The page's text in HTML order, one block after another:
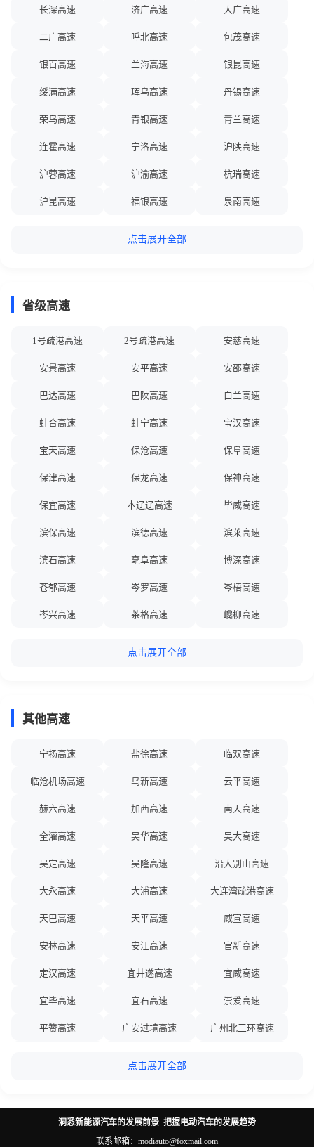
2026-08-08 14:25:00
向 K47.0 -K47.4处 ( 章党~南杂木 )占用第2车道及应急车道施工，其
他车道正常通行，预计2026-08-08 19:00恢复正常，请您合理控制车
2026-08-08 14:23:19
【兰海高速甘肃定西段】G75兰海高速兰临段K38处（井坪收费站向
行。请途经车辆减速慢行，注意行车安全。
2026-08-08 14:00:00
方向 K21.95 -K25.3处 ( 白塔~药王 )占用第1车道施工，其他车道正
方向 K37.0 -K40.0处 ( 白塔~小德营子 )占用第1车道施工，其他车道
正常通行，预计2026-08-08 18:00恢复正常，请您合理控制车速，小
【辽中环线高速辽宁本溪段】因路面维修，G91辽中环线高速公路 本
施工，其他车道正常通行，预计2026-08-08 19:00恢复正常，请您合
理控制车速，小心驾驶。
2026-08-08 13:30:00
K12.5 -K13.0处 ( 安民~西丰 )占用第2车道及应急车道施工，其他车
小心驾驶。
2026-08-08 13:01:34
G6京藏高速兰海段K1680处（海石湾收费站附近）发生交通事故，往
青海方向公路半幅通行。受暑期出行高峰影响，G30连霍高速清嘉段
大，辖区交管大队暂对酒泉经开区至下河清沿线各收费站入口往兰州
车道正常通行，预计2026-08-08 16:30恢复正常，请您合理控制车
2026-08-08 13:00:00
【抚通高速辽宁抚顺段】因路基维修，S10抚通高速公路 抚顺方向
08-08 19:00恢复正常，请您合理控制车速，小心驾驶。
2026-08-08 12:40:00
K26.1 -K26.7处 ( 抚顺~抚顺东 )占用第2车道及应急车道施工，其他
速，小心驾驶。
2026-08-08 12:40:00
【沈吉高速辽宁抚顺段】因路面维修，G1212沈吉高速公路 梅河口方
其他车道正常通行，预计2026-08-08 19:00恢复正常，请您合理控制
【丹阜高速辽宁本溪段】因机电设施维修，G1113丹阜高速公路 阜新
正常通行，预计2026-08-08 15:30恢复正常，请您合理控制车速，小
【许广高速广东广州段】2026-08-08 11:46 G0421广清高速往广州方
向，庆丰站至广清互通（K1365+390），因车流量大；现场可缓行通
长深高速 济广高速 大广高速
二广高速 呼北高速 包茂高速
银百高速 兰海高速 银昆高速
绥满高速 珲乌高速 丹锡高速
荣乌高速 青银高速 青兰高速
连霍高速 宁洛高速 沪陕高速
沪蓉高速 沪渝高速 杭瑞高速
沪昆高速 福银高速 泉南高速
长辽高速
深南高速 许广高速 德都高速
张汶高速 西和高速 西丽高速
乌若高速 额策高速 鹤哈高速
盐靖高速 盐洛高速 盐蚌高速
甬莞高速 阜锦高速 东吕高速
沙厦高速 深岑高速 菏宝高速
双嫩高速 奈营高速 赤绥高速
集阿高速 张南高速 苏张高速
延西高速 安来高速 筑蓉高速
渝筑高速 贵北高速 平绵高速
广泸高速 建黑高速 海张高速
沧榆高速
青新高速 长延高速 武金高速
临兴高速 商固高速 宁信高速
洛卢高速 溧宁高速 丹宁高速
麻安高速 蓉遵高速 蓉丽高速
蓉昌高速 雅叶高速 曲乃高速
沪武高速 和襄高速 武渝高速
宁九高速 恩广高速 石渝高速
大临高速 保泸高速 天猴高速
临勐高速 临清高速 南韶高速
醴娄高速 十天高速 沙南高速
柳北高速 衡南高速 都香高速
万洋高速 长春都市圈环线高速 南京都市圈环线高速
点击展开全部
省级高速
1号疏港高速 2号疏港高速 安慈高速
安景高速 安平高速 安邵高速
巴达高速 巴陕高速 白兰高速
蚌合高速 蚌宁高速 宝汉高速
宝天高速 保沧高速 保阜高速
保津高速 保龙高速 保神高速
保宜高速 本辽辽高速 毕威高速
滨保高速 滨德高速 滨莱高速
滨石高速 亳阜高速 博深高速
苍郁高速 岑罗高速 岑梧高速
岑兴高速 茶格高速 巉柳高速
常台高速
潮莞高速 潮惠高速 潮汕环线高速
沈大高速 沈丹高速 沈吉高速
沈康高速 沈四高速 沈阳绕城高速
成安渝高速 成德南高速 成都第二绕城高速
成都第三绕城高速 成都机场高速 成都绕城高速
成灌高速 成乐高速 成绵高速
成南高速 成彭高速 成温邛高速
成雅高速 成渝高速 承秦高速
承唐高速 赤大高速 赤望高速
滁淮高速 滁马高速 滁新高速
楚大高速 楚广高速 穿山疏港高速
岱黄高速 待功高速 丹大高速
道安高速
点击展开全部
其他高速
宁扬高速 盐徐高速 临双高速
临沧机场高速 乌新高速 云平高速
赫六高速 加西高速 南天高速
全灌高速 吴华高速 吴大高速
吴定高速 吴隆高速 沿大别山高速
大永高速 大浦高速 大连湾疏港高速
天巴高速 天平高速 威宣高速
安林高速 安江高速 官新高速
定汉高速 宜井遂高速 宜威高速
宜毕高速 宜石高速 崇爱高速
平赞高速 广安过境高速 广州北三环高速
昆巧高速 昆楚大高速 明巢高速
昭泸高速
点击展开全部
洞悉新能源汽车的发展前景 把握电动汽车的发展趋势
联系邮箱：modiauto@foxmail.com